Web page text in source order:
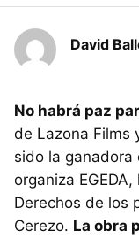
David
No habrá paz
de Lazona Films
sido la ganadora
organiza
Derechos de los
Cerezo. La obra